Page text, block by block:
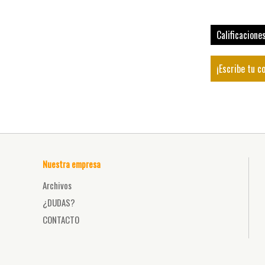
¡Escribe tu
Nuestra empresa
Archivos
¿DUDAS?
CONTACTO